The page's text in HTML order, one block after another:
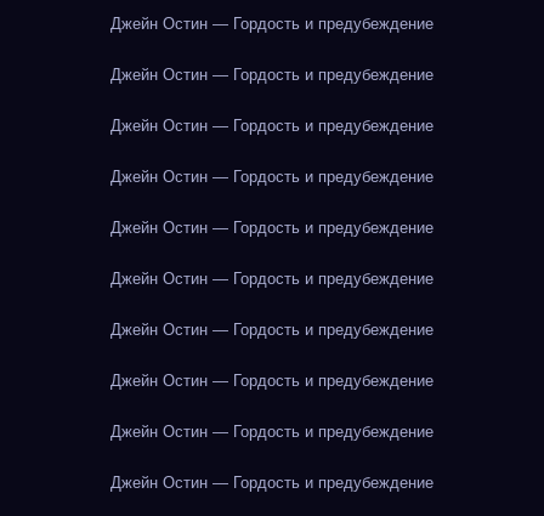
Джейн Остин — Гордость и предубеждение
Джейн Остин — Гордость и предубеждение
Джейн Остин — Гордость и предубеждение
Джейн Остин — Гордость и предубеждение
Джейн Остин — Гордость и предубеждение
Джейн Остин — Гордость и предубеждение
Джейн Остин — Гордость и предубеждение
Джейн Остин — Гордость и предубеждение
Джейн Остин — Гордость и предубеждение
Джейн Остин — Гордость и предубеждение